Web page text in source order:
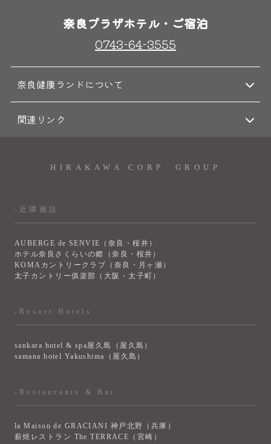
奈良プラザホテル・ご宿泊
0743-64-3555
奈良健康ランドについて
関連リンク
HIRAKAWA CORP. GROUP
-近隣施設
AUBERGE de SENVIE（奈良・桜井）
ホテル奈良さくらいの郷（奈良・桜井）
KOMAカントリークラブ（奈良・月ヶ瀬）
太子カントリー俱楽部（大阪・太子町）
-Resort Hotels
sankara hotel & spa屋久島（屋久島）
samana hotel Yakushima（屋久島）
-Restaurants & Bar
la Maison de GRACIANI 神戸北野（兵庫）
薪焼レストラン The TERRACE（宮崎）